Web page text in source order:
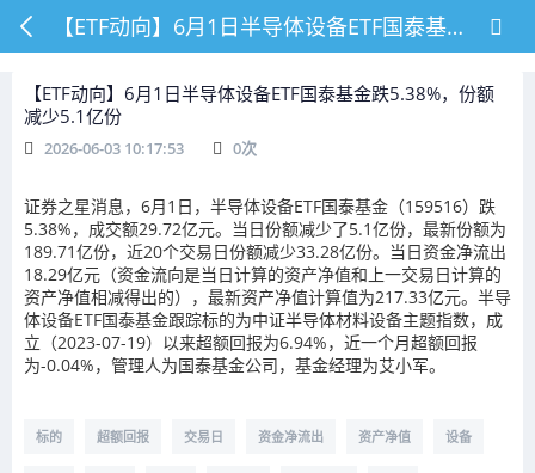
【ETF动向】6月1日半导体设备ETF国泰基金跌5.38%，份额减少5.1亿份
【ETF动向】6月1日半导体设备ETF国泰基金跌5.38%，份额
减少5.1亿份
2026-06-03 10:17:53 0次
证券之星消息，6月1日，半导体设备ETF国泰基金（159516）跌
5.38%，成交额29.72亿元。当日份额减少了5.1亿份，最新份额为
189.71亿份，近20个交易日份额减少33.28亿份。当日资金净流出
18.29亿元（资金流向是当日计算的资产净值和上一交易日计算的
资产净值相减得出的），最新资产净值计算值为217.33亿元。半导
体设备ETF国泰基金跟踪标的为中证半导体材料设备主题指数，成
立（2023-07-19）以来超额回报为6.94%，近一个月超额回报
为-0.04%，管理人为国泰基金公司，基金经理为艾小军。
标的 超额回报 交易日 资金净流出 资产净值 设备